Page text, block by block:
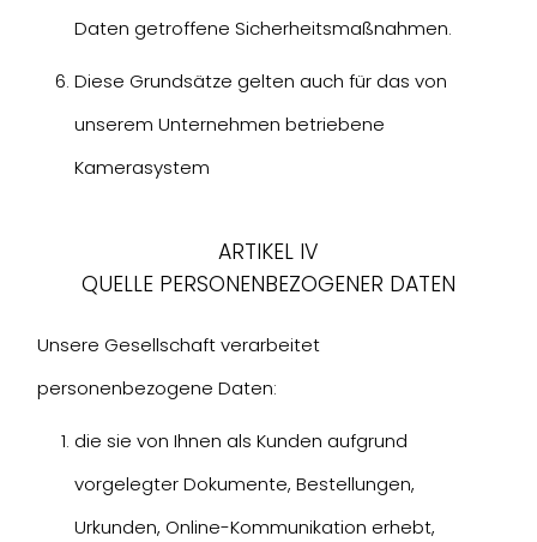
Daten getroffene Sicherheitsmaßnahmen.
Diese Grundsätze gelten auch für das von
unserem Unternehmen betriebene
Kamerasystem
ARTIKEL IV
QUELLE PERSONENBEZOGENER DATEN
Unsere Gesellschaft verarbeitet
personenbezogene Daten:
die sie von Ihnen als Kunden aufgrund
vorgelegter Dokumente, Bestellungen,
Urkunden, Online-Kommunikation erhebt,